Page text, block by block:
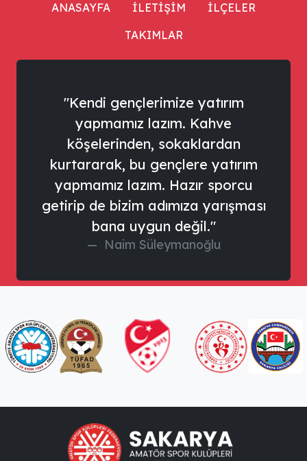
ANASAYFA İLETİŞİM
İLÇELER
TAKIMLAR
"Kendi gençlerimize yatırım
yapmamız lazım. Kahve
köşelerinden, sokaklardan
kurtararak, bu gençlere yatırım
yapmamız lazım. Hazır sporcu
getirip de bizim adımıza yarışması
bana uygun değil."
Naim Süleymanoğlu